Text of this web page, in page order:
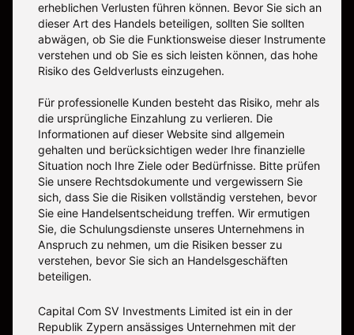
erheblichen Verlusten führen können. Bevor Sie sich an
dieser Art des Handels beteiligen, sollten Sie sollten
abwägen, ob Sie die Funktionsweise dieser Instrumente
verstehen und ob Sie es sich leisten können, das hohe
Risiko des Geldverlusts einzugehen.
Für professionelle Kunden besteht das Risiko, mehr als
die ursprüngliche Einzahlung zu verlieren. Die
Informationen auf dieser Website sind allgemein
gehalten und berücksichtigen weder Ihre finanzielle
Situation noch Ihre Ziele oder Bedürfnisse. Bitte prüfen
Sie unsere Rechtsdokumente und vergewissern Sie
sich, dass Sie die Risiken vollständig verstehen, bevor
Sie eine Handelsentscheidung treffen. Wir ermutigen
Sie, die Schulungsdienste unseres Unternehmens in
Anspruch zu nehmen, um die Risiken besser zu
verstehen, bevor Sie sich an Handelsgeschäften
beteiligen.
Capital Com SV Investments Limited ist ein in der
Republik Zypern ansässiges Unternehmen mit der